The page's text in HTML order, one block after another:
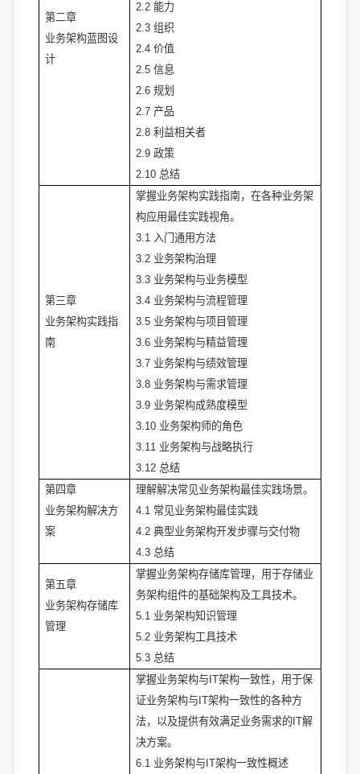
第二章
业务架构蓝图设
计
2.2 能力
2.3 组织
2.4 价值
2.5 信息
2.6 规划
2.7 产品
2.8 利益相关者
2.9 政策
2.10 总结
第三章
业务架构实践指
南
掌握业务架构实践指南，在各种业务架
构应用最佳实践视角。
3.1 入门通用方法
3.2 业务架构治理
3.3 业务架构与业务模型
3.4 业务架构与流程管理
3.5 业务架构与项目管理
3.6 业务架构与精益管理
3.7 业务架构与绩效管理
3.8 业务架构与需求管理
3.9 业务架构成熟度模型
3.10 业务架构师的角色
3.11 业务架构与战略执行
3.12 总结
第四章
业务架构解决方
案
理解解决常见业务架构最佳实践场景。
4.1 常见业务架构最佳实践
4.2 典型业务架构开发步骤与交付物
4.3 总结
第五章
业务架构存储库
管理
掌握业务架构存储库管理，用于存储业
务架构组件的基础架构及工具技术。
5.1 业务架构知识管理
5.2 业务架构工具技术
5.3 总结
掌握业务架构与IT架构一致性，用于保
证业务架构与IT架构一致性的各种方
法，以及提供有效满足业务需求的IT解
决方案。
6.1 业务架构与IT架构一致性概述